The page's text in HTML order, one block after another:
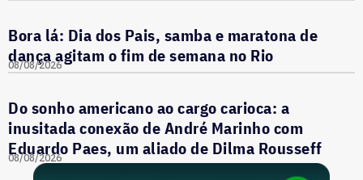
Bora lá: Dia dos Pais, samba e maratona de
dança agitam o fim de semana no Rio
08/08/2026
Do sonho americano ao cargo carioca: a
inusitada conexão de André Marinho com
Eduardo Paes, um aliado de Dilma Rousseff
08/08/2026